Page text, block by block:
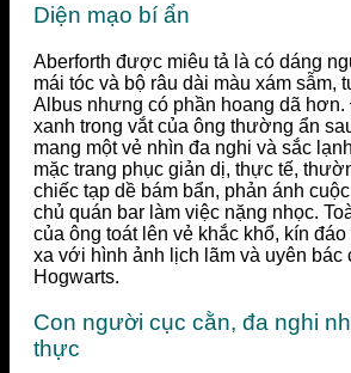
Diện mạo bí ẩn
Aberforth được miêu tả là có dáng
mái tóc và bộ râu dài màu xám sẫm,
Albus nhưng có phần hoang dã hơn.
xanh trong vắt của ông thường ẩn
mang một vẻ nhìn đa nghi và sắc
mặc trang phục giản dị, thực tế,
chiếc tạp dề bám bẩn, phản ánh
chủ quán bar làm việc nặng nhọc.
của ông toát lên vẻ khắc khổ, kín
xa với hình ảnh lịch lãm và uyên bác
Hogwarts.
Con người cục cằn, đa nghi
thực